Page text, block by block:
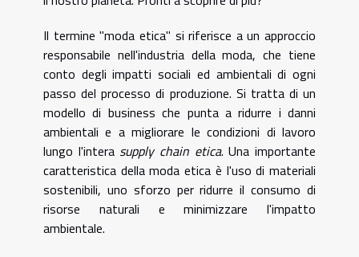
Il termine "moda etica" si riferisce a un approccio
responsabile nell'industria della moda, che tiene
conto degli impatti sociali ed ambientali di ogni
passo del processo di produzione. Si tratta di un
modello di business che punta a ridurre i danni
ambientali e a migliorare le condizioni di lavoro
lungo l'intera supply chain etica. Una importante
caratteristica della moda etica è l'uso di materiali
sostenibili, uno sforzo per ridurre il consumo di
risorse naturali e minimizzare l'impatto
ambientale.